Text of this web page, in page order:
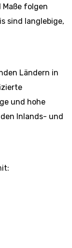
Maße folgen
sind langlebige,
Ländern in
und hohe
Inlands- und